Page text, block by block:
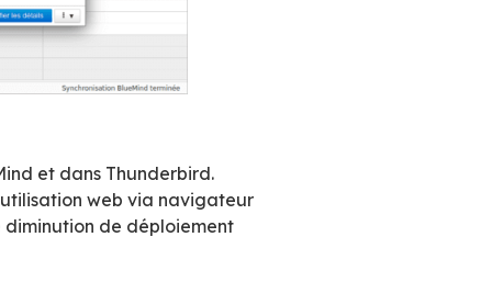
son propre calendrier, directement
et lamême ergonomie que celles de